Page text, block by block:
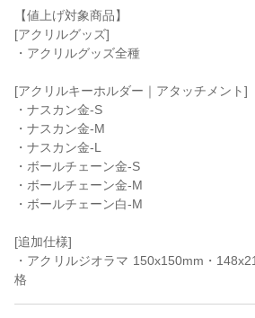
【値上げ対象商品】
[アクリルグッズ]
・アクリルグッズ全種
[アクリルキーホルダー｜アタッチメント]
・ナスカン金-S
・ナスカン金-M
・ナスカン金-L
・ボールチェーン金-S
・ボールチェーン金-M
・ボールチェーン白-M
[追加仕様]
・アクリルジオラマ 150x150mm・
格